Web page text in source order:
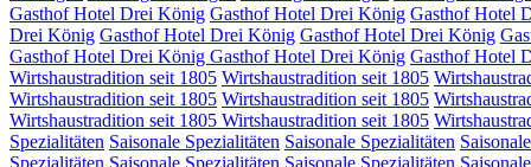
Gasthof Hotel Drei König Gasthof Hotel Drei König Gasthof Hotel
Drei König Gasthof Hotel Drei König Gasthof Hotel Drei König
Gasthof Hotel Drei König Gasthof Hotel Drei König Gasthof Hotel
Wirtshaustradition seit 1805 Wirtshaustradition seit 1805
Wirtshaustradition seit 1805 Wirtshaustradition seit 1805
Wirtshaustradition seit 1805 Wirtshaustradition seit 1805
Spezialitäten Saisonale Spezialitäten Saisonale Spezialitäten
Spezialitäten Saisonale Spezialitäten Saisonale Spezialitäten